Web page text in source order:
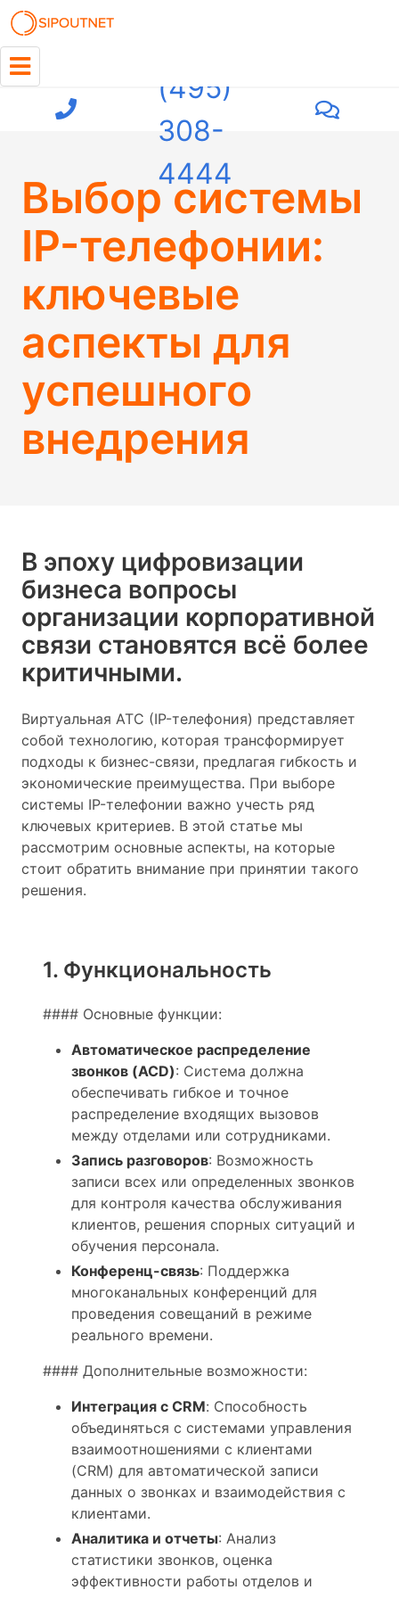
(495)
308-
4444
Выбор системы
IP-телефонии:
ключевые
аспекты для
успешного
внедрения
В эпоху цифровизации
бизнеса вопросы
организации корпоративной
связи становятся всё более
критичными.
Виртуальная АТС (IP-телефония) представляет
собой технологию, которая трансформирует
подходы к бизнес-связи, предлагая гибкость и
экономические преимущества. При выборе
системы IP-телефонии важно учесть ряд
ключевых критериев. В этой статье мы
рассмотрим основные аспекты, на которые
стоит обратить внимание при принятии такого
решения.
1. Функциональность
#### Основные функции:
Автоматическое распределение
звонков (ACD): Система должна
обеспечивать гибкое и точное
распределение входящих вызовов
между отделами или сотрудниками.
Запись разговоров: Возможность
записи всех или определенных звонков
для контроля качества обслуживания
клиентов, решения спорных ситуаций и
обучения персонала.
Конференц-связь: Поддержка
многоканальных конференций для
проведения совещаний в режиме
реального времени.
#### Дополнительные возможности:
Интеграция с CRM: Способность
объединяться с системами управления
взаимоотношениями с клиентами
(CRM) для автоматической записи
данных о звонках и взаимодействия с
клиентами.
Аналитика и отчеты: Анализ
статистики звонков, оценка
эффективности работы отделов и